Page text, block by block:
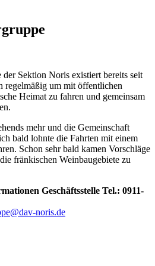
Sektion Noris existiert bereits seit
regelmäßig um mit öffentlichen
Heimat zu fahren und gemeinsam
mehr und die Gemeinschaft
bald lohnte die Fahrten mit einem
Schon sehr bald kamen Vorschläge
fränkischen Weinbaugebiete zu
Geschäftsstelle Tel.: 0911-
noris.de